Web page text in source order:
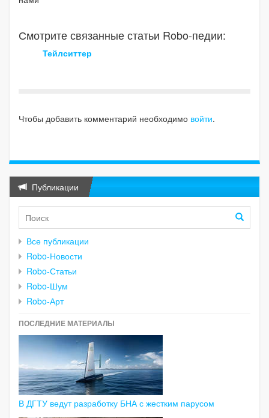
Смотрите связанные статьи Robo-педии:
Тейлситтер
Чтобы добавить комментарий необходимо войти.
Публикации
Все публикации
Robo-Новости
Robo-Статьи
Robo-Шум
Robo-Арт
ПОСЛЕДНИЕ МАТЕРИАЛЫ
В ДГТУ ведут разработку БНА с жестким парусом